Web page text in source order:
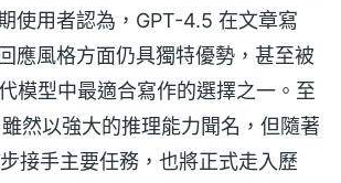
使用者認為，GPT-4.5 在文章寫
應風格方面仍具獨特優勢，甚至被
模型中最適合寫作的選擇之一。至
然以強大的推理能力聞名，但隨著
接手主要任務，也將正式走入歷